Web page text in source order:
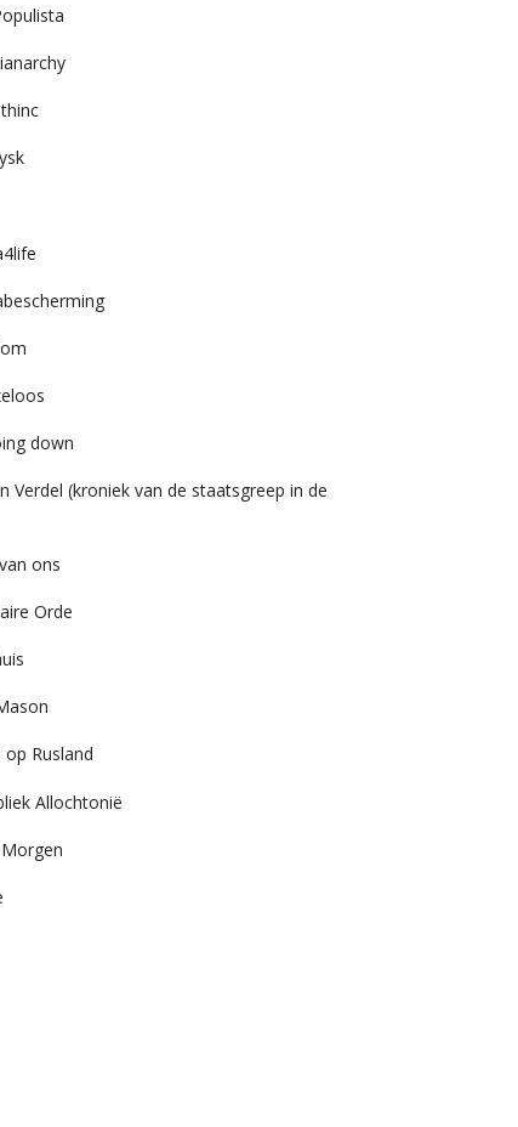
down
Verdel (kroniek van de staatsgreep in de
ons
Orde
op Rusland
Allochtonië